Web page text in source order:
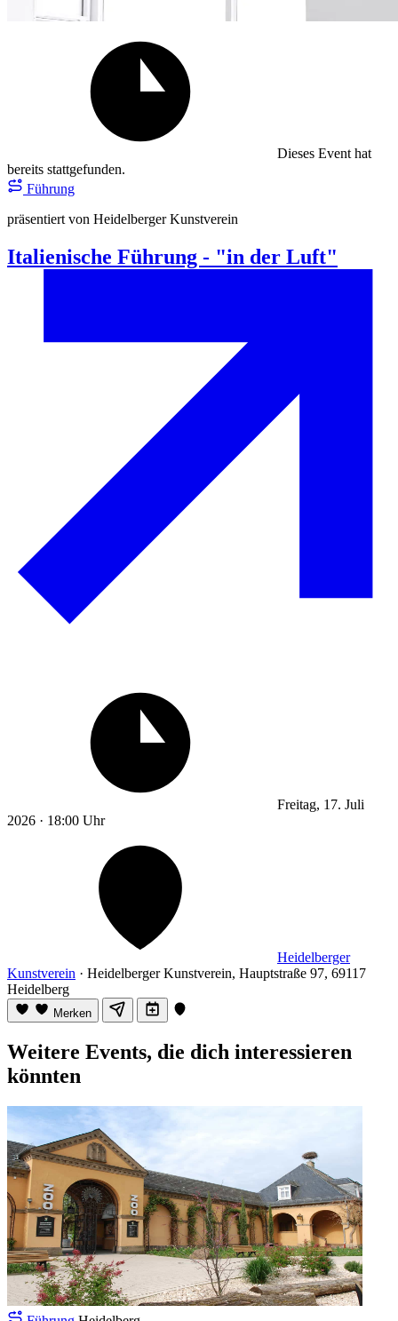
Dieses Event hat
bereits stattgefunden.
Führung
präsentiert von Heidelberger Kunstverein
Italienische Führung - "in der Luft"
Freitag, 17. Juli
2026 · 18:00 Uhr
Heidelberger
Kunstverein · Heidelberger Kunstverein, Hauptstraße 97, 69117
Heidelberg
Merken
Weitere Events, die dich interessieren
könnten